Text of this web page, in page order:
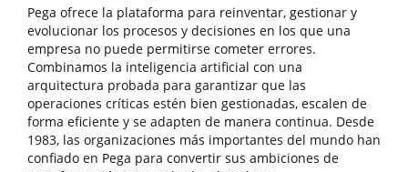
Pega ofrece la plataforma para reinventar, gestionar y
evolucionar los procesos y decisiones en los que una
empresa no puede permitirse cometer errores.
Combinamos la inteligencia artificial con una
arquitectura probada para garantizar que las
operaciones críticas estén bien gestionadas, escalen de
forma eficiente y se adapten de manera continua. Desde
1983, las organizaciones más importantes del mundo han
confiado en Pega para convertir sus ambiciones de